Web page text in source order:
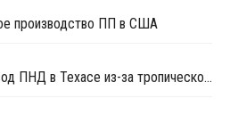
производство ПП в США
LyondellBasell закрыла завод ПНД в Техасе из-за тропического шторма "Николас"